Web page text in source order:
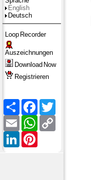
English
Deutsch
Loop Recorder
Auszeichnungen
Download Now
Registrieren
ShareFacebook
Twitter
EmailWhatsApp
Copy
Link
LinkedInPinterest